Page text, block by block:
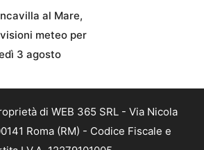
al Mare,
meteo per
3 agosto
di WEB 365 SRL - Via Nicola
Roma (RM) - Codice Fiscale e